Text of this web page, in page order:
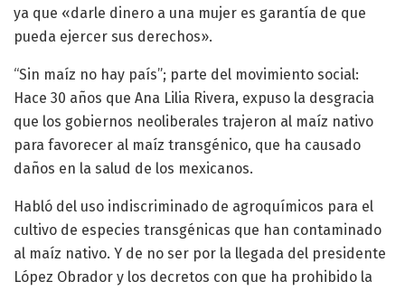
ya que «darle dinero a una mujer es garantía de que
pueda ejercer sus derechos».
“Sin maíz no hay país”; parte del movimiento social:
Hace 30 años que Ana Lilia Rivera, expuso la desgracia
que los gobiernos neoliberales trajeron al maíz nativo
para favorecer al maíz transgénico, que ha causado
daños en la salud de los mexicanos.
Habló del uso indiscriminado de agroquímicos para el
cultivo de especies transgénicas que han contaminado
al maíz nativo. Y de no ser por la llegada del presidente
López Obrador y los decretos con que ha prohibido la